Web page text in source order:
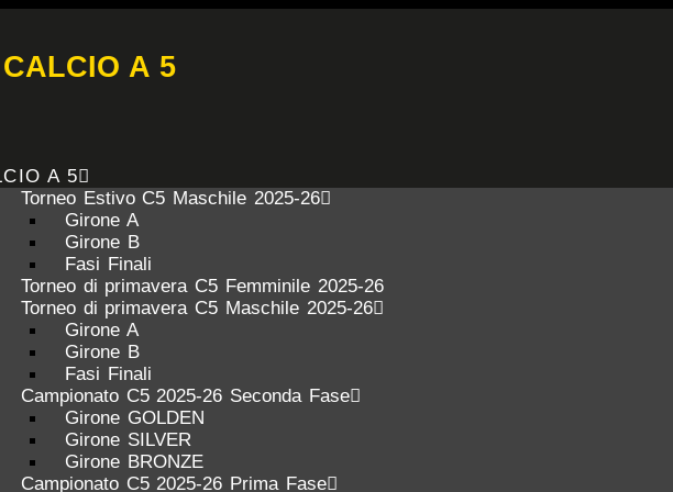
CALCIO A 5
A 5
Torneo Estivo C5 Maschile 2025-26
Girone A
Girone B
Fasi Finali
Torneo di primavera C5 Femminile 2025-26
Torneo di primavera C5 Maschile 2025-26
Girone A
Girone B
Fasi Finali
Campionato C5 2025-26 Seconda Fase
Girone GOLDEN
Girone SILVER
Girone BRONZE
Campionato C5 2025-26 Prima Fase